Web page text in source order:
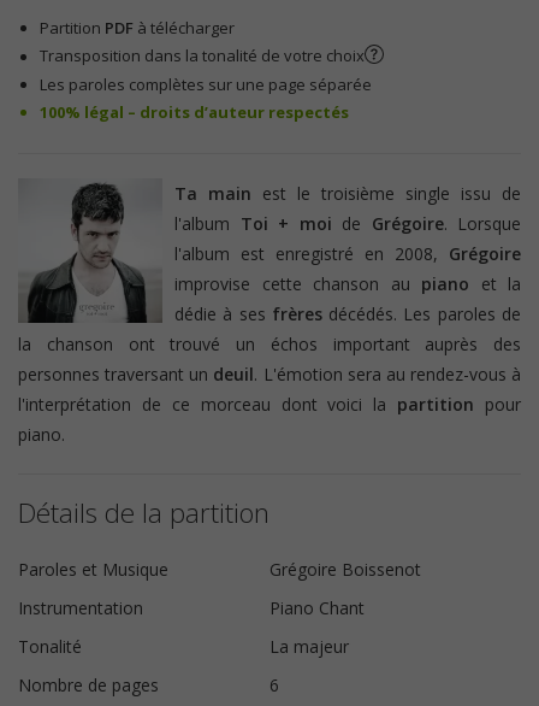
Partition PDF à télécharger
Transposition dans la tonalité de votre choix
Les paroles complètes sur une page séparée
100% légal – droits d’auteur respectés
Ta main est le troisième single issu de
l'album Toi + moi de Grégoire. Lorsque
l'album est enregistré en 2008, Grégoire
improvise cette chanson au piano et la
dédie à ses frèresdécédés. Les paroles de
la chanson ont trouvé un échos important auprès des
personnes traversant un deuil. L'émotion sera au rendez-vous à
l'interprétation de ce morceau dont voici la partition pour
piano.
Détails de la partition
Paroles et Musique
Grégoire Boissenot
Instrumentation
Piano Chant
Tonalité
La majeur
Nombre de pages
6